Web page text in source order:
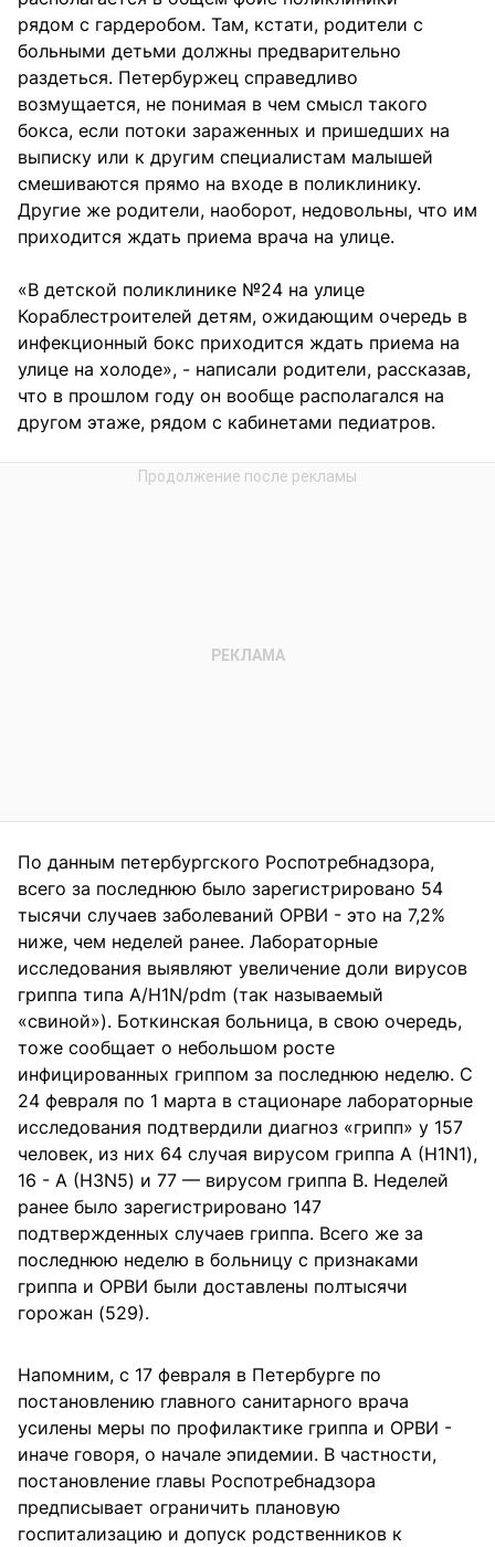
рядом с гардеробом. Там, кстати, родители с
больными детьми должны предварительно
раздеться. Петербуржец справедливо
возмущается, не понимая в чем смысл такого
бокса, если потоки зараженных и пришедших на
выписку или к другим специалистам малышей
смешиваются прямо на входе в поликлинику.
Другие же родители, наоборот, недовольны, что им
приходится ждать приема врача на улице.
«В детской поликлинике №24 на улице
Кораблестроителей детям, ожидающим очередь в
инфекционный бокс приходится ждать приема на
улице на холоде», - написали родители, рассказав,
что в прошлом году он вообще располагался на
другом этаже, рядом с кабинетами педиатров.
По данным петербургского Роспотребнадзора,
всего за последнюю было зарегистрировано 54
тысячи случаев заболеваний ОРВИ - это на 7,2%
ниже, чем неделей ранее. Лабораторные
исследования выявляют увеличение доли вирусов
гриппа типа А/Н1N/pdm (так называемый
«свиной»). Боткинская больница, в свою очередь,
тоже сообщает о небольшом росте
инфицированных гриппом за последнюю неделю. С
24 февраля по 1 марта в стационаре лабораторные
исследования подтвердили диагноз «грипп» у 157
человек, из них 64 случая вирусом гриппа А (Н1N1),
16 - А (H3N5) и 77 — вирусом гриппа В. Неделей
ранее было зарегистрировано 147
подтвержденных случаев гриппа. Всего же за
последнюю неделю в больницу с признаками
гриппа и ОРВИ были доставлены полтысячи
горожан (529).
Напомним, с 17 февраля в Петербурге по
постановлению главного санитарного врача
усилены меры по профилактике гриппа и ОРВИ -
иначе говоря, о начале эпидемии. В частности,
постановление главы Роспотребнадзора
предписывает ограничить плановую
госпитализацию и допуск родственников к